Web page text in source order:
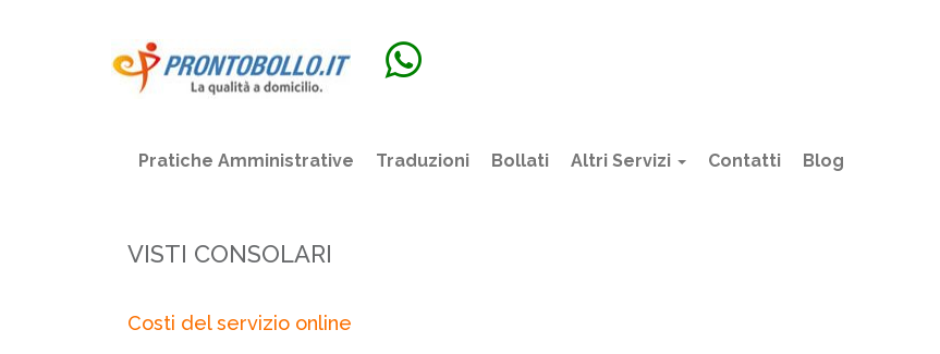
Pratiche Amministrative Traduzioni Bollati Altri Servizi Contatti Blog
VISTI CONSOLARI
Costi del servizio online